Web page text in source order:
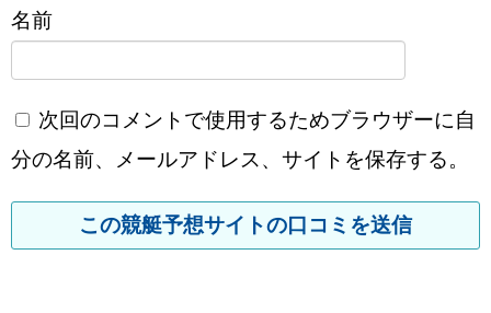
名前
次回のコメントで使用するためブラウザーに自
分の名前、メールアドレス、サイトを保存する。